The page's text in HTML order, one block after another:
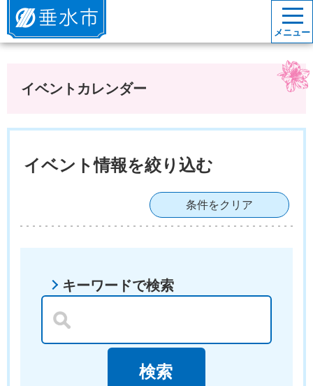
垂水市
メニュー
イベントカレンダー
イベント情報を絞り込む
条件をクリア
キーワードで検索